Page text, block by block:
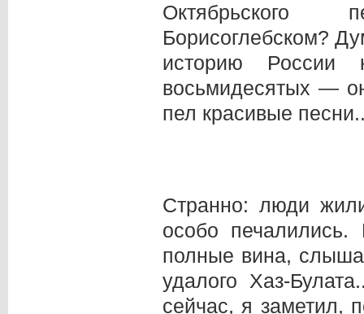
Октябрьского
Борисоглебском?
историю России
восьмидесятых —
пел красивые
Странно: люди
особо
полные вина,
удалого Хаз-
сейчас, я заметил,